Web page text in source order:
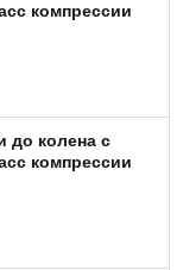
компрессии
до колена с
компрессии